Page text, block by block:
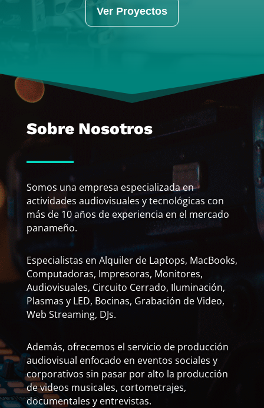
Ver Proyectos
Sobre Nosotros
Somos una empresa especializada en
actividades audiovisuales y tecnológicas con
más de 10 años de experiencia en el mercado
panameño.
Especialistas en Alquiler de Laptops, MacBooks,
Computadoras, Impresoras, Monitores,
Audiovisuales, Circuito Cerrado, Iluminación,
Plasmas y LED, Bocinas, Grabación de Video,
Web Streaming, DJs.
Además, ofrecemos el servicio de producción
audiovisual enfocado en eventos sociales y
corporativos sin pasar por alto la producción
de videos musicales, cortometrajes,
documentales y entrevistas.